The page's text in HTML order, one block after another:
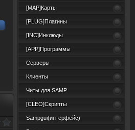
[MAP]Карты
[PLUG]Плагины
[INC]Инклюды
[APP]Программы
Серверы
Клиенты
Читы для SAMP
[CLEO]Скрипты
Sampgui(интерфейс)